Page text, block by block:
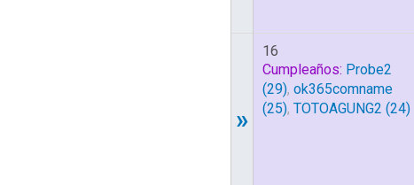
»
16
Cumpleaños: Probe2
(29), ok365comname
(25), TOTOAGUNG2 (24)